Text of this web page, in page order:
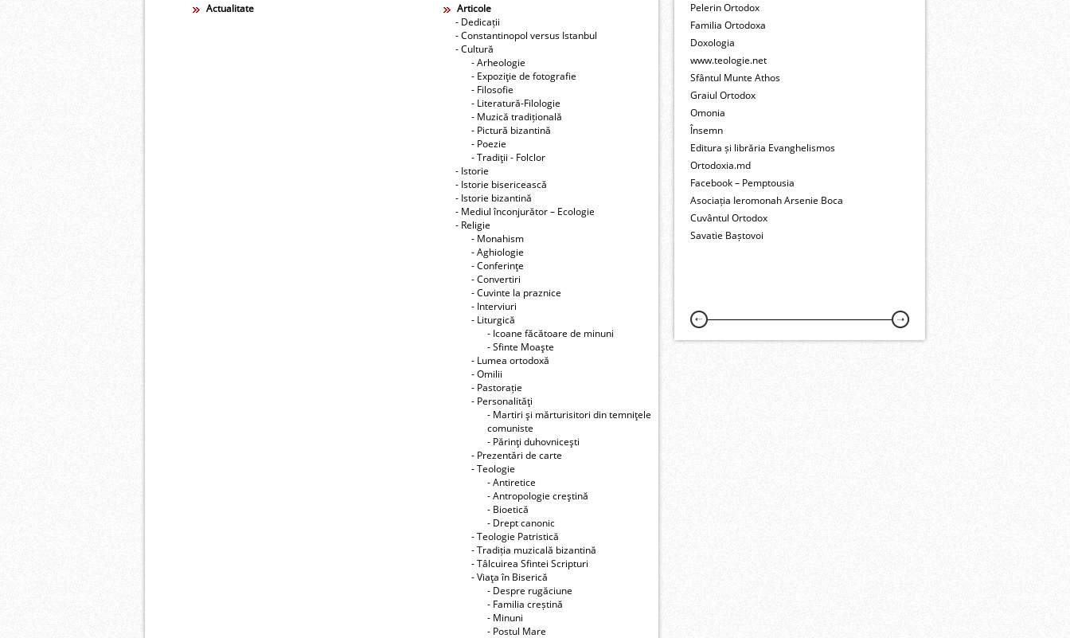
Actualitate
Articole
- Dedicații
- Constantinopol versus Istanbul
- Cultură
- Arheologie
- Expoziţie de fotografie
- Filosofie
- Literatură-Filologie
- Muzică tradițională
- Pictură bizantină
- Poezie
- Tradiţii - Folclor
- Istorie
- Istorie bisericească
- Istorie bizantină
- Mediul înconjurător – Ecologie
- Religie
- Monahism
- Aghiologie
- Conferinţe
- Convertiri
- Cuvinte la praznice
- Interviuri
- Liturgică
- Icoane făcătoare de minuni
- Sfinte Moaşte
- Lumea ortodoxă
- Omilii
- Pastorație
- Personalităţi
- Martiri şi mărturisitori din temniţele
comuniste
- Părinţi duhovniceşti
- Prezentări de carte
- Teologie
- Antiretice
- Antropologie creştină
- Bioetică
- Drept canonic
- Teologie Patristică
- Tradiția muzicală bizantină
- Tâlcuirea Sfintei Scripturi
- Viaţa în Biserică
- Despre rugăciune
- Familia creștină
- Minuni
- Postul Mare
Pelerin Ortodox
Familia Ortodoxa
Doxologia
www.teologie.net
Sfântul Munte Athos
Graiul Ortodox
Omonia
Însemn
Editura și librăria Evanghelismos
Ortodoxia.md
Facebook – Pemptousia
Asociația Ieromonah Arsenie Boca
Cuvântul Ortodox
Savatie Baștovoi